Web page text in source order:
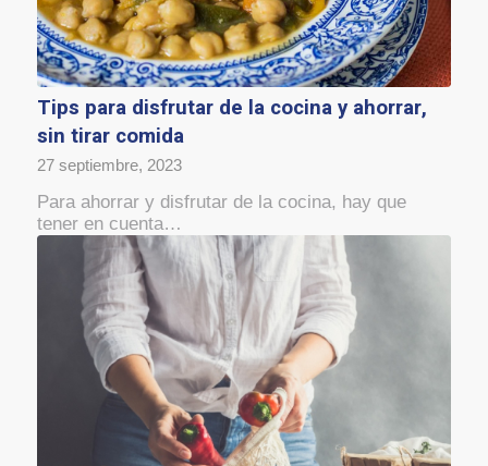
Tips para disfrutar de la cocina y ahorrar,
sin tirar comida
27 septiembre, 2023
Para ahorrar y disfrutar de la cocina, hay que
tener en cuenta…